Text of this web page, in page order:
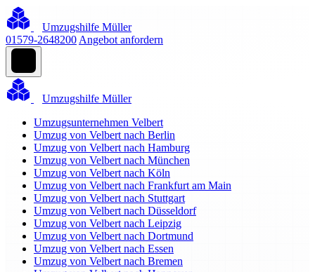
Umzugshilfe Müller
01579-2648200 Angebot anfordern
Umzugshilfe Müller
Umzugsunternehmen Velbert
Umzug von Velbert nach Berlin
Umzug von Velbert nach Hamburg
Umzug von Velbert nach München
Umzug von Velbert nach Köln
Umzug von Velbert nach Frankfurt am Main
Umzug von Velbert nach Stuttgart
Umzug von Velbert nach Düsseldorf
Umzug von Velbert nach Leipzig
Umzug von Velbert nach Dortmund
Umzug von Velbert nach Essen
Umzug von Velbert nach Bremen